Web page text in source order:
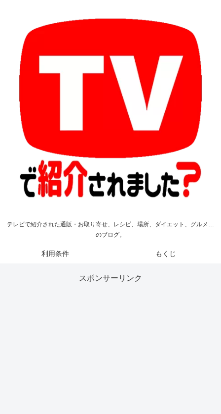
テレビで紹介された通販・お取り寄せ、レシピ、場所、ダイエット、グルメ…
のブログ。
利用条件 もくじ
スポンサーリンク